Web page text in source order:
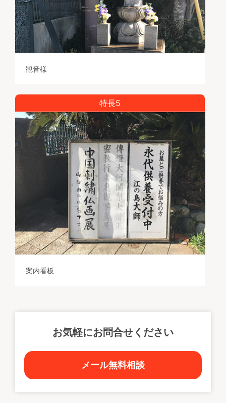
観音様
特長5
案内看板
お気軽にお問合せください
メール無料相談